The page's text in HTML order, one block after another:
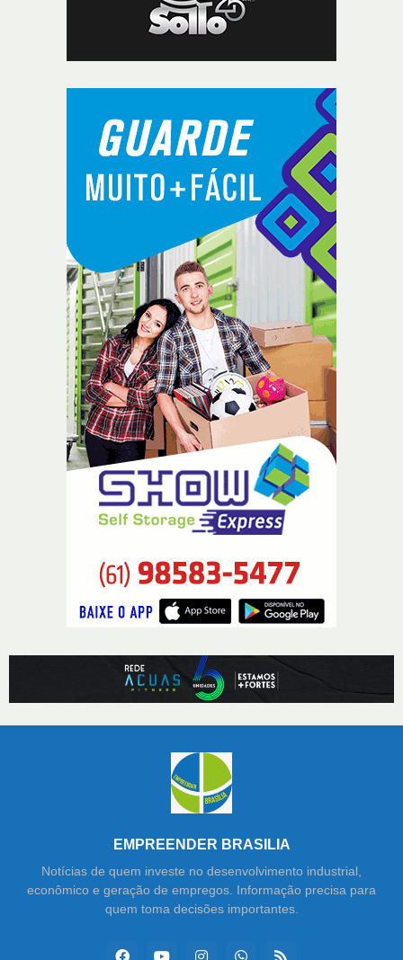
EMPREENDER BRASILIA
Notícias de quem investe no desenvolvimento industrial,
econômico e geração de empregos. Informação precisa para
quem toma decisões importantes.